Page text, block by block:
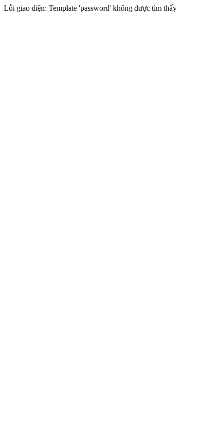
Lỗi giao diện: Template 'password' không được tìm thấy